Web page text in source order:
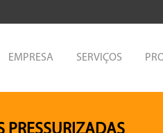
EMPRESA SERVIÇOS